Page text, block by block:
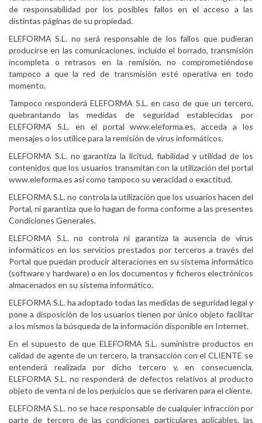
de responsabilidad por los posibles fallos en el acceso a las
distintas páginas de su propiedad.
ELEFORMA S.L. no será responsable de los fallos que pudieran
producirse en las comunicaciones, incluido el borrado, transmisión
incompleta o retrasos en la remisión, no comprometiéndose
tampoco a que la red de transmisión esté operativa en todo
momento.
Tampoco responderá ELEFORMA S.L. en caso de que un tercero,
quebrantando las medidas de seguridad establecidas por
ELEFORMA S.L. en el portal www.eleforma.es, acceda a los
mensajes o los utilice para la remisión de virus informáticos.
ELEFORMA S.L. no garantiza la licitud, fiabilidad y utilidad de los
contenidos que los usuarios transmitan con la utilización del portal
www.eleforma.es así como tampoco su veracidad o exactitud.
ELEFORMA S.L. no controla la utilización que los usuarios hacen del
Portal, ni garantiza que lo hagan de forma conforme a las presentes
Condiciones Generales.
ELEFORMA S.L. no controla ni garantiza la ausencia de virus
informáticos en los servicios prestados por terceros a través del
Portal que puedan producir alteraciones en su sistema informático
(software y hardware) o en los documentos y ficheros electrónicos
almacenados en su sistema informático.
ELEFORMA S.L. ha adoptado todas las medidas de seguridad legal y
pone a disposición de los usuarios tienen por único objeto facilitar
a los mismos la búsqueda de la información disponible en Internet.
En el supuesto de que ELEFORMA S.L. suministre productos en
calidad de agente de un tercero, la transacción con el CLIENTE se
entenderá realizada por dicho tercero y, en consecuencia,
ELEFORMA S.L. no responderá de defectos relativos al producto
objeto de venta ni de los perjuicios que se derivaren para el cliente.
ELEFORMA S.L. no se hace responsable de cualquier infracción por
parte de tercero de las condiciones particulares aplicables, las